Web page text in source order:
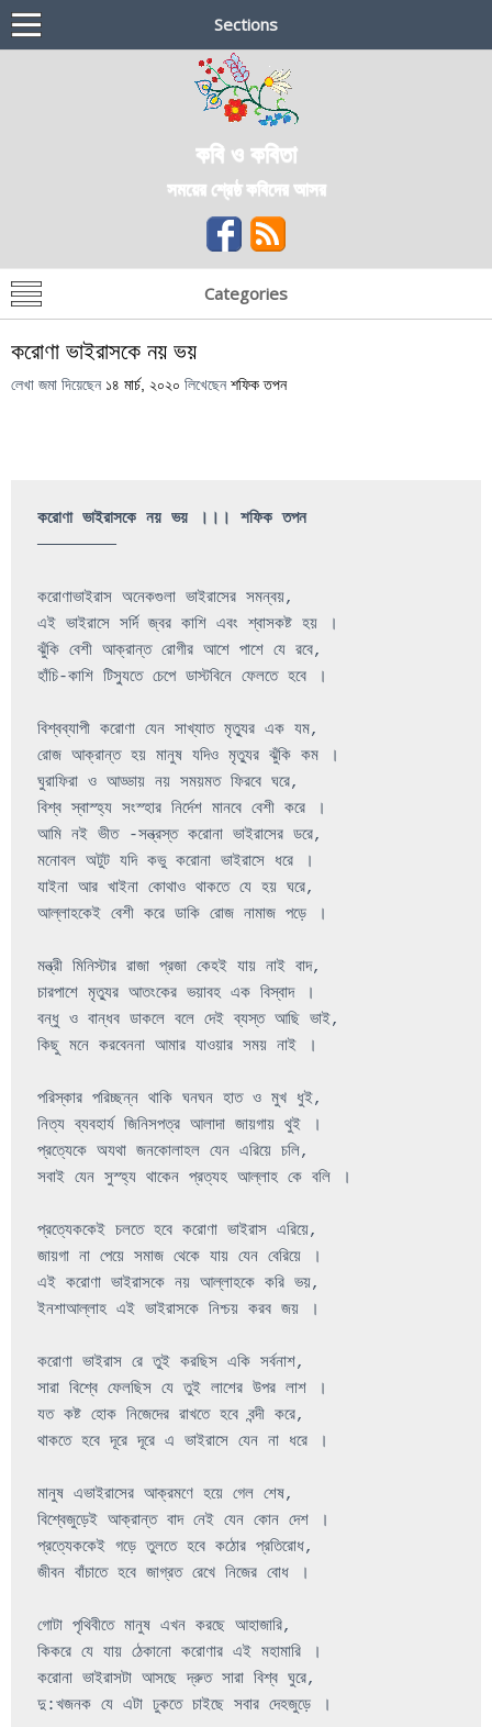
Sections
কবি ও কবিতা
সময়ের শ্রেষ্ঠ কবিদের আসর
Categories
করোণা ভাইরাসকে নয় ভয়
লেখা জমা দিয়েছেন ১৪ মার্চ, ২০২০ লিখেছেন শফিক তপন
করোণা ভাইরাসকে নয় ভয় ।।। শফিক তপন
————————
করোণাভাইরাস অনেকগুলা ভাইরাসের সমন্বয়,
এই ভাইরাসে সর্দি জ্বর কাশি এবং শ্বাসকষ্ট হয় ।
ঝুঁকি বেশী আক্রান্ত রোগীর আশে পাশে যে রবে,
হাঁচি-কাশি টিস্যুতে চেপে ডাস্টবিনে ফেলতে হবে ।
বিশ্বব্যাপী করোণা যেন সাখ্যাত মৃত্যুর এক যম,
রোজ আক্রান্ত হয় মানুষ যদিও মৃত্যুর ঝুঁকি কম ।
ঘুরাফিরা ও আড্ডায় নয় সময়মত ফিরবে ঘরে,
আমি নই ভীত -সন্ত্রস্ত করোনা ভাইরাসের ডরে,
মনোবল অটুট যদি কভু করোনা ভাইরাসে ধরে
।
যাইনা আর খাইনা কোথাও থাকতে যে হয় ঘরে,
আল্লাহকেই বেশী করে ডাকি রোজ নামাজ পড়ে
মন্ত্রী মিনিস্টার রাজা প্রজা কেহই যায় নাই বাদ
চারপাশে মৃত্যুর আতংকের ভয়াবহ এক বিস্বাদ
।
বন্ধু ও বান্ধব ডাকলে বলে দেই ব্যস্ত আছি ভাই,
কিছু মনে করবেননা আমার যাওয়ার সময় নাই ।
পরিস্কার পরিচ্ছন্ন থাকি ঘনঘন হাত ও মুখ ধুই
নিত্য ব্যবহার্য জিনিসপত্র আলাদা জায়গায় থুই
প্রত্যেকে অযথা জনকোলাহল যেন এরিয়ে চলি,
সবাই যেন সুস্হ্য থাকেন প্রত্যহ আল্লাহ কে বলি ।
প্রত্যেককেই চলতে হবে করোণা ভাইরাস এরিয়ে,
জায়গা না পেয়ে সমাজ থেকে যায় যেন বেরিয়ে
।
এই করোণা ভাইরাসকে নয় আল্লাহকে করি ভয়
ইনশাআল্লাহ এই ভাইরাসকে নিশ্চয় করব জয় ।
করোণা ভাইরাস রে তুই করছিস একি সর্বনাশ,
সারা বিশ্বে ফেলছিস যে তুই লাশের উপর লাশ ।
যত কষ্ট হোক নিজেদের রাখতে হবে বন্দী করে,
থাকতে হবে দূরে দূরে এ ভাইরাসে যেন না ধরে ।
মানুষ এভাইরাসের আক্রমণে হয়ে গেল শেষ,
বিশ্বেজুড়েই আক্রান্ত বাদ নেই যেন কোন দেশ ।
প্রত্যেককেই গড়ে তুলতে হবে কঠোর প্রতিরোধ,
জীবন বাঁচাতে হবে জাগ্রত রেখে নিজের বোধ ।
গোটা পৃথিবীতে মানুষ এখন করছে আহাজারি,
কিকরে যে যায় ঠেকানো করোণার এই মহামারি ।
করোনা ভাইরাসটা আসছে দ্রুত সারা বিশ্ব ঘুরে,
দু:খজনক যে এটা ঢুকতে চাইছে সবার দেহজুড়ে ।